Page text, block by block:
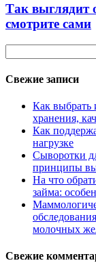
Так выглядит
смотрите сами
Свежие записи
Как выбрать
хранения,
Как
нагрузке
Сыворотки
принципы
На что
займа:
молочных
Свежие